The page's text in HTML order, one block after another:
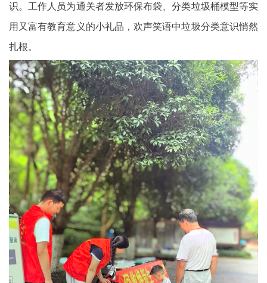
识。工作人员为通关者发放环保布袋、分类垃圾桶模型等实
用又富有教育意义的小礼品，欢声笑语中垃圾分类意识悄然
扎根。